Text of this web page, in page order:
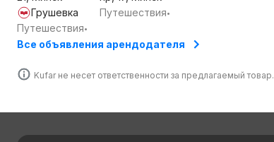
Грушевка
Путешествия•
Путешествия•
Все объявления арендодателя
Kufar не несет ответственности за предлагаемый товар.